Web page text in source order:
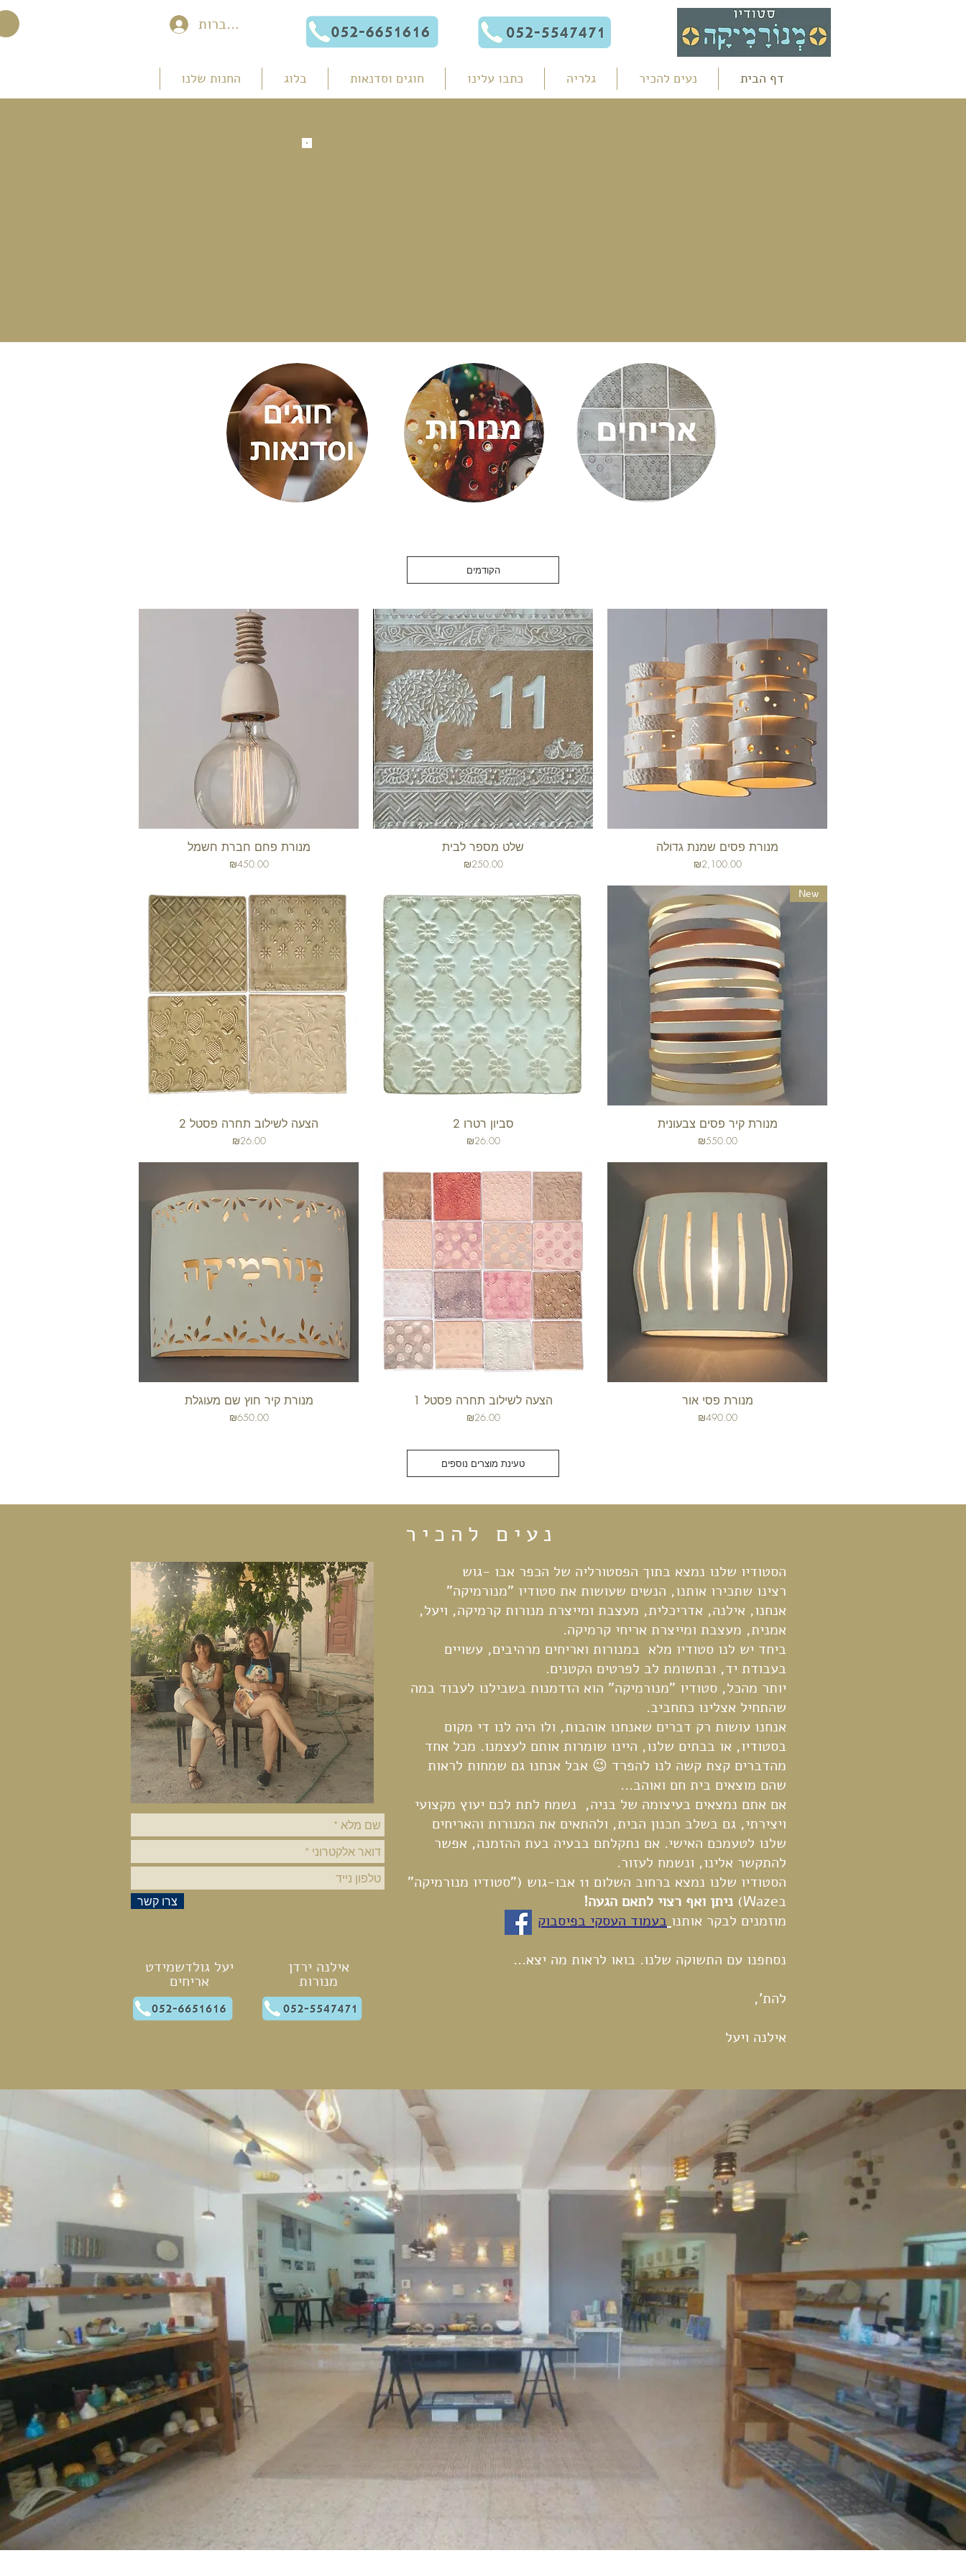
להתחברות
דף הבית נעים להכיר גלריה כתבו עלינו חוגים וסדנאות בלוג החנות שלנו
SHOP
הקודמים
תצוגה מהירה
מנורת פסים שמנת גדולה
מחיר
₪2,100.00
תצוגה מהירה
שלט מספר לבית
מחיר
₪250.00
תצוגה מהירה
מנורת פחם חברת חשמל
מחיר
₪450.00
תצוגה מהירה
New
מנורת קיר פסים צבעונית
מחיר
₪550.00
תצוגה מהירה
סביון רטרו 2
מחיר
₪26.00
תצוגה מהירה
הצעה לשילוב תחרה פסטל 2
מחיר
₪26.00
תצוגה מהירה
מנורת פסי אור
מחיר
₪490.00
תצוגה מהירה
הצעה לשילוב תחרה פסטל 1
מחיר
₪26.00
תצוגה מהירה
מנורת קיר חוץ שם מעוגלת
מחיר
₪650.00
טעינת מוצרים נוספים
נעים להכיר
צרו קשר
יעל גולדשמידט
אריחים
אילנה ירדן
מנורות
הסטודיו שלנו נמצא בתוך הפסטורליה של הכפר אבו -גוש
רצינו שתכירו אותנו, הנשים שעושות את סטודיו "מנורמיקה"
אנחנו, אילנה, אדריכלית, מעצבת ומייצרת מנורות קרמיקה, ויעל,
אמנית, מעצבת ומייצרת אריחי קרמיקה.
ביחד יש לנו סטודיו מלא במנורות ואריחים מרהיבים, עשויים
בעבודת יד, ובתשומת לב לפרטים הקטנים.
יותר מהכל, סטודיו "מנורמיקה" הוא הזדמנות בשבילנו לעבוד במה
שהתחיל אצלינו כתחביב.
אנחנו עושות רק דברים שאנחנו אוהבות, ולו היה לנו די מקום
בסטודיו, או בבתים שלנו, היינו שומרות אותם לעצמנו. מכל אחד
מהדברים קצת קשה לנו להפרד 😉 אבל אנחנו גם שמחות לראות
שהם מוצאים בית חם ואוהב...
אם אתם נמצאים בעיצומה של בניה, נשמח לתת לכם יעוץ מקצועי
ויצירתי, גם בשלב תכנון הבית, ולהתאים את המנורות והאריחים
שלנו לטעמכם האישי. אם נתקלתם בבעיה בעת ההזמנה, אפשר
להתקשר אלינו, ונשמח לעזור.
הסטודיו שלנו נמצא ברחוב השלום 11 אבו-גוש ("סטודיו מנורמיקה"
בWaze)
ניתן ואף רצוי לתאם הגעה!
מוזמנים לבקר אותנו בעמוד העסקי בפיסבוק
נסחפנו עם התשוקה שלנו. בואו לראות מה יצא...
להת',
אילנה ויעל